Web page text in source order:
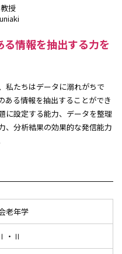
授
る情報を抽出する力を
私たちはデータに溺れがちで
ある情報を抽出することができ
に設定する能力、データを整理
、分析結果の効果的な発信能力
老年学
・Ⅱ